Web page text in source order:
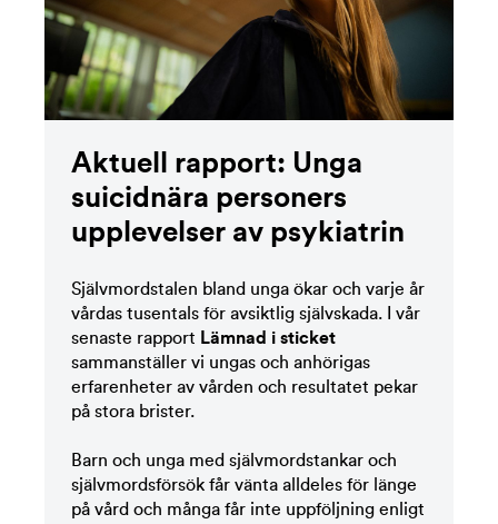
Aktuell rapport: Unga
suicidnära personers
upplevelser av psykiatrin
Sjä lvmordstalen bland unga ökar och varje år
vårdas tusentals för avsiktlig självskada. I vår
senaste rapport Lämnad i sticket
sammanställer vi ungas och anhörigas
erfarenheter av vården och resultatet pekar
på stora brister.
Barn och unga med självmordstankar och
självmordsförsök får vänta alldeles för länge
på vård och många får inte uppföljning enligt